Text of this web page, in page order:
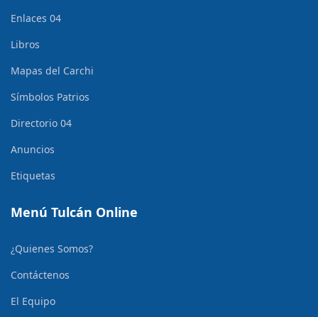
Enlaces 04
Libros
Mapas del Carchi
Símbolos Patrios
Directorio 04
Anuncios
Etiquetas
Menú Tulcán Online
¿Quienes Somos?
Contáctenos
El Equipo